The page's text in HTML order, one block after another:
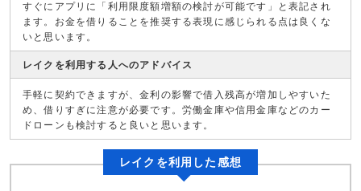
すぐにアプリに「利用限度額増額の検討が可能です」と表記され
ます。お金を借りることを推奨する表現に感じられる点は良くな
いと思います。
レイクを利用する人へのアドバイス
手軽に契約できますが、金利の影響で借入残高が増加しやすいた
め、借りすぎに注意が必要です。労働金庫や信用金庫などのカー
ドローンも検討すると良いと思います。
レイクを利用した感想